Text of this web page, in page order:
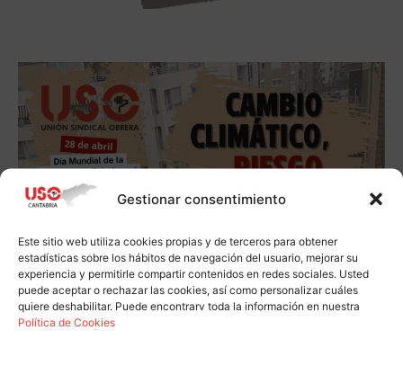
Gestionar consentimiento
Este sitio web utiliza cookies propias y de terceros para obtener
estadísticas sobre los hábitos de navegación del usuario, mejorar su
experiencia y permitirle compartir contenidos en redes sociales. Usted
puede aceptar o rechazar las cookies, así como personalizar cuáles
quiere deshabilitar. Puede encontrarv toda la información en nuestra
Política de Cookies